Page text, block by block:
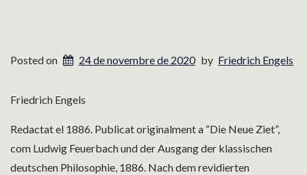
Posted on 24 de novembre de 2020 by Friedrich Engels
Friedrich Engels
Redactat el 1886. Publicat originalment a “Die Neue Ziet”,
com Ludwig Feuerbach und der Ausgang der klassischen
deutschen Philosophie, 1886. Nach dem revidierten